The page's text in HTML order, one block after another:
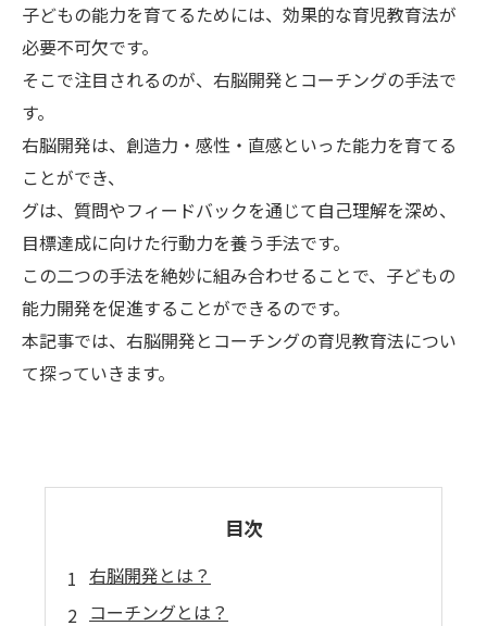
子どもの能力を育てるためには、効果的な育児教育法が
必要不可欠です。
そこで注目されるのが、右脳開発とコーチングの手法で
す。
右脳開発は、創造力・感性・直感といった能力を育てる
ことができ、
グは、質問やフィードバックを通じて自己理解を深め、
目標達成に向けた行動力を養う手法です。
この二つの手法を絶妙に組み合わせることで、子どもの
能力開発を促進することができるのです。
本記事では、右脳開発とコーチングの育児教育法につい
て探っていきます。
目次
右脳開発とは？
コーチングとは？